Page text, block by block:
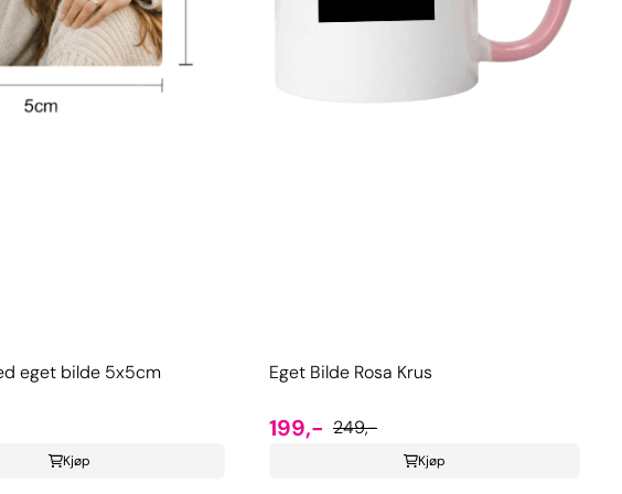
eget bilde 5x5cm
Kjøp
Eget Bilde Rosa Krus
199,- 249,-
Kjøp